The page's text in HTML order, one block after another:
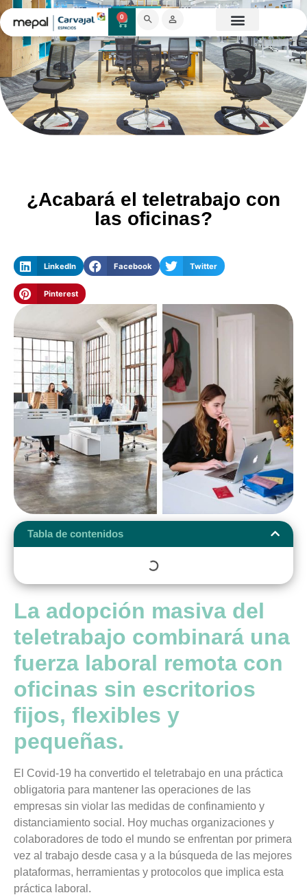
0
¿Acabará el teletrabajo con
las oficinas?
LinkedIn Facebook Twitter
Pinterest
Tabla de contenidos
La adopción masiva del
teletrabajo combinará una
fuerza laboral remota con
oficinas sin escritorios
fijos, flexibles y
pequeñas.
El Covid-19 ha convertido el teletrabajo en una práctica
obligatoria para mantener las operaciones de las
empresas sin violar las medidas de confinamiento y
distanciamiento social. Hoy muchas organizaciones y
colaboradores de todo el mundo se enfrentan por primera
vez al trabajo desde casa y a la búsqueda de las mejores
plataformas, herramientas y protocolos que implica esta
práctica laboral.